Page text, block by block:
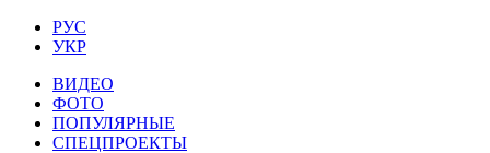
РУС
УКР
ВИДЕО
ФОТО
ПОПУЛЯРНЫЕ
СПЕЦПРОЕКТЫ